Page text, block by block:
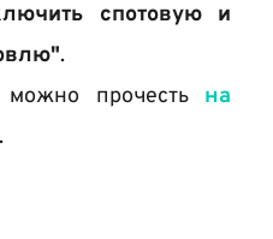
спотовую и
.
прочесть на
.